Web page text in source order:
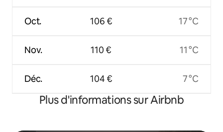
Oct.
Nov.
Déc.
106 €
110 €
104 €
17 °C
11 °C
7 °C
Plus d'informations sur Airbnb